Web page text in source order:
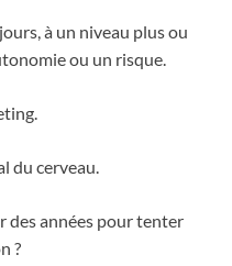
à un niveau plus ou
ou un risque.
du cerveau.
années pour tenter
?